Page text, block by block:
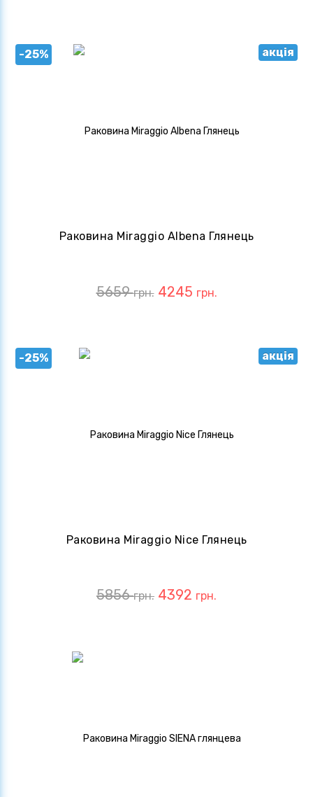
-25% акція
Раковина Miraggio Albena Глянець
5659грн. 4245 грн.
-25% акція
Раковина Miraggio Nice Глянець
5856грн. 4392 грн.